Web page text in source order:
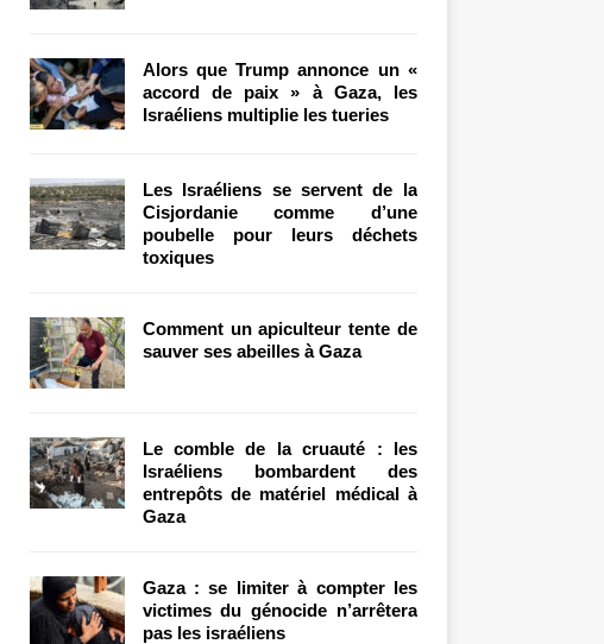
Alors que Trump annonce un «
accord de paix » à Gaza, les
Israéliens multiplie les tueries
Les Israéliens se servent de la
Cisjordanie comme d’une
poubelle pour leurs déchets
toxiques
Comment un apiculteur tente de
sauver ses abeilles à Gaza
Le comble de la cruauté : les
Israéliens bombardent des
entrepôts de matériel médical à
Gaza
Gaza : se limiter à compter les
victimes du génocide n’arrêtera
pas les israéliens